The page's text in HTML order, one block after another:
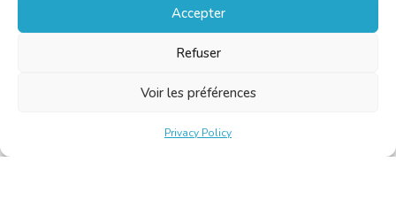
Accepter
Refuser
Voir les préférences
Privacy Policy